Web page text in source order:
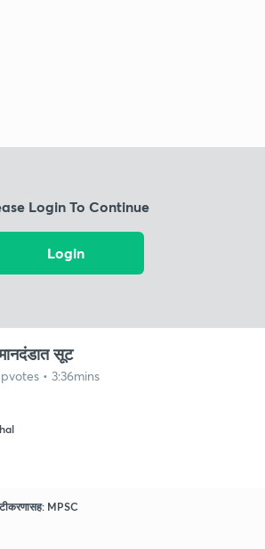
Login To Continue
Login
सूट
• 3:36mins
MPSC